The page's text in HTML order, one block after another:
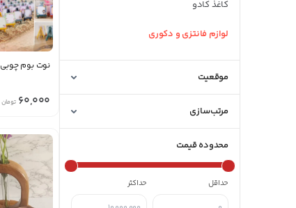
کاغذ کادو
لوازم فانتزی و دکوری
موقعیت
مرتب‌سازی
محدوده قیمت
حداقل حداکثر
نوت بوم چوبی
60,000 تومان